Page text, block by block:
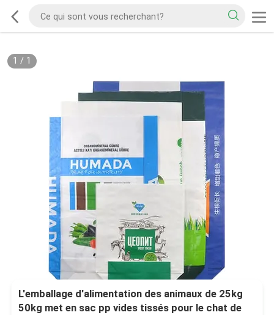
1 / 1
L'emballage d'alimentation des animaux de 25kg
50kg met en sac pp vides tissés pour le chat de